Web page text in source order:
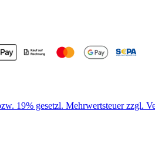
19% gesetzl. Mehrwertsteuer zzgl.